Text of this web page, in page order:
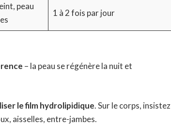
peau
1 à 2 fois par jour
– la peau se régénère la nuit et
le film hydrolipidique. Sur le corps, insistez
aisselles, entre-jambes.